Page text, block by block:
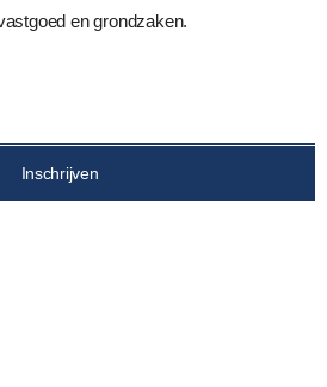
en grondzaken.
Inschrijven